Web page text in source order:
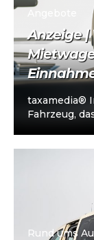
Anzeige |
taxamedia®
Fahrzeug,
Rund ums